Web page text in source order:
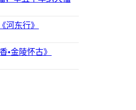
河东行》
•金陵怀古》